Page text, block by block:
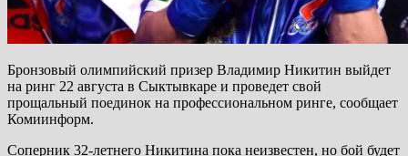
Бронзовый олимпийский призер Владимир Никитин выйдет
на ринг 22 августа в Сыктывкаре и проведет свой
прощальный поединок на профессиональном ринге, сообщает
Комиинформ.
Соперник 32-летнего Никитина пока неизвестен, но бой будет